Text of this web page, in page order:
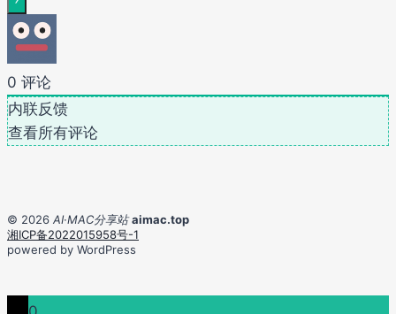
0 评论
内联反馈
查看所有评论
© 2026 AI·MAC分享站 aimac.top
湘ICP备2022015958号-1
powered by WordPress